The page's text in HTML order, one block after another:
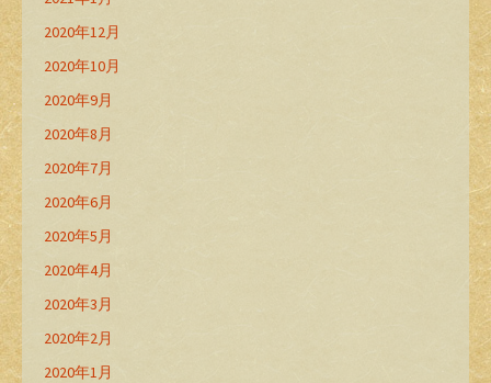
2020年12月
2020年10月
2020年9月
2020年8月
2020年7月
2020年6月
2020年5月
2020年4月
2020年3月
2020年2月
2020年1月